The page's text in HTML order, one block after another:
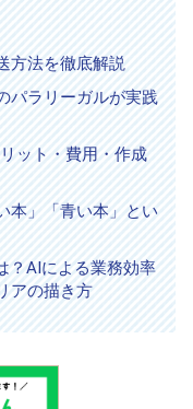
方法を徹底解説
パラリーガルが実践
ット・費用・作成
本」「青い本」とい
？AIによる業務効率
アの描き方